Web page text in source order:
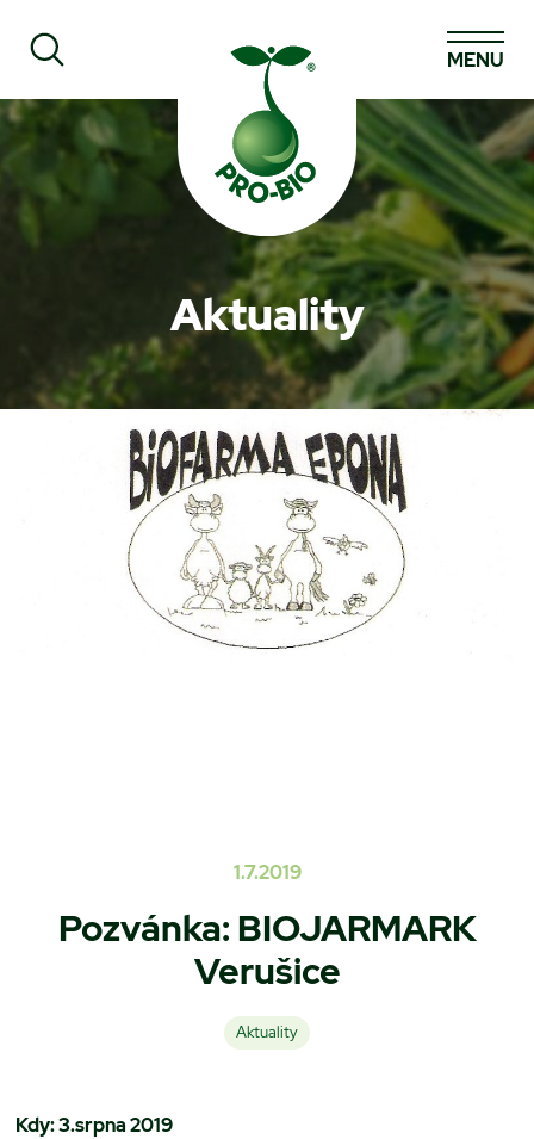
Prohledat PRO-BIO
MENU
Aktuality
1.7.2019
Pozvánka: BIOJARMARK
Verušice
Aktuality
Kdy: 3.srpna 2019